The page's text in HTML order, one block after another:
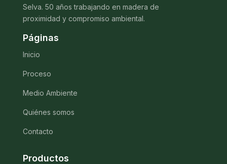
Selva. 50 años trabajando en madera de
proximidad y compromiso ambiental.
Páginas
Inicio
Proceso
Medio Ambiente
Quiénes somos
Contacto
Productos